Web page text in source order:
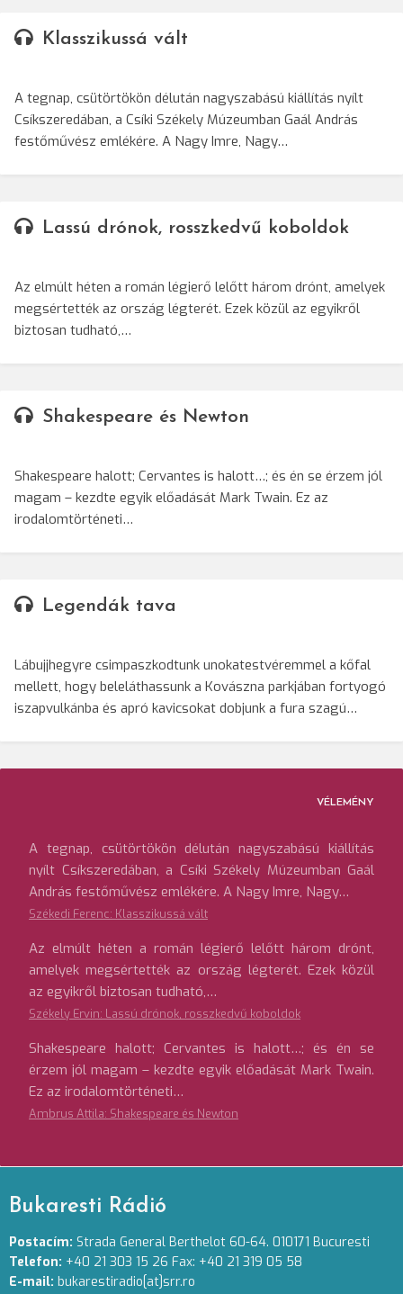
Klasszikussá vált
A tegnap, csütörtökön délután nagyszabású kiállítás nyílt
Csíkszeredában, a Csíki Székely Múzeumban Gaál András
festőművész emlékére. A Nagy Imre, Nagy…
Lassú drónok, rosszkedvű koboldok
Az elmúlt héten a román légierő lelőtt három drónt, amelyek
megsértették az ország légterét. Ezek közül az egyikről
biztosan tudható,…
Shakespeare és Newton
Shakespeare halott; Cervantes is halott…; és én se érzem jól
magam – kezdte egyik előadását Mark Twain. Ez az
irodalomtörténeti…
Legendák tava
Lábujjhegyre csimpaszkodtunk unokatestvéremmel a kőfal
mellett, hogy beleláthassunk a Kovászna parkjában fortyogó
iszapvulkánba és apró kavicsokat dobjunk a fura szagú…
VÉLEMÉNY
A tegnap, csütörtökön délután nagyszabású kiállítás
nyílt Csíkszeredában, a Csíki Székely Múzeumban Gaál
András festőművész emlékére. A Nagy Imre, Nagy…
Székedi Ferenc: Klasszikussá vált
Az elmúlt héten a román légierő lelőtt három drónt,
amelyek megsértették az ország légterét. Ezek közül
az egyikről biztosan tudható,…
Székely Ervin: Lassú drónok, rosszkedvű koboldok
Shakespeare halott; Cervantes is halott…; és én se
érzem jól magam – kezdte egyik előadását Mark Twain.
Ez az irodalomtörténeti…
Ambrus Attila: Shakespeare és Newton
Bukaresti Rádió
Postacím: Strada General Berthelot 60-64. 010171 Bucuresti
Telefon: +40 21 303 15 26 Fax: +40 21 319 05 58
E-mail: bukarestiradio[at]srr.ro